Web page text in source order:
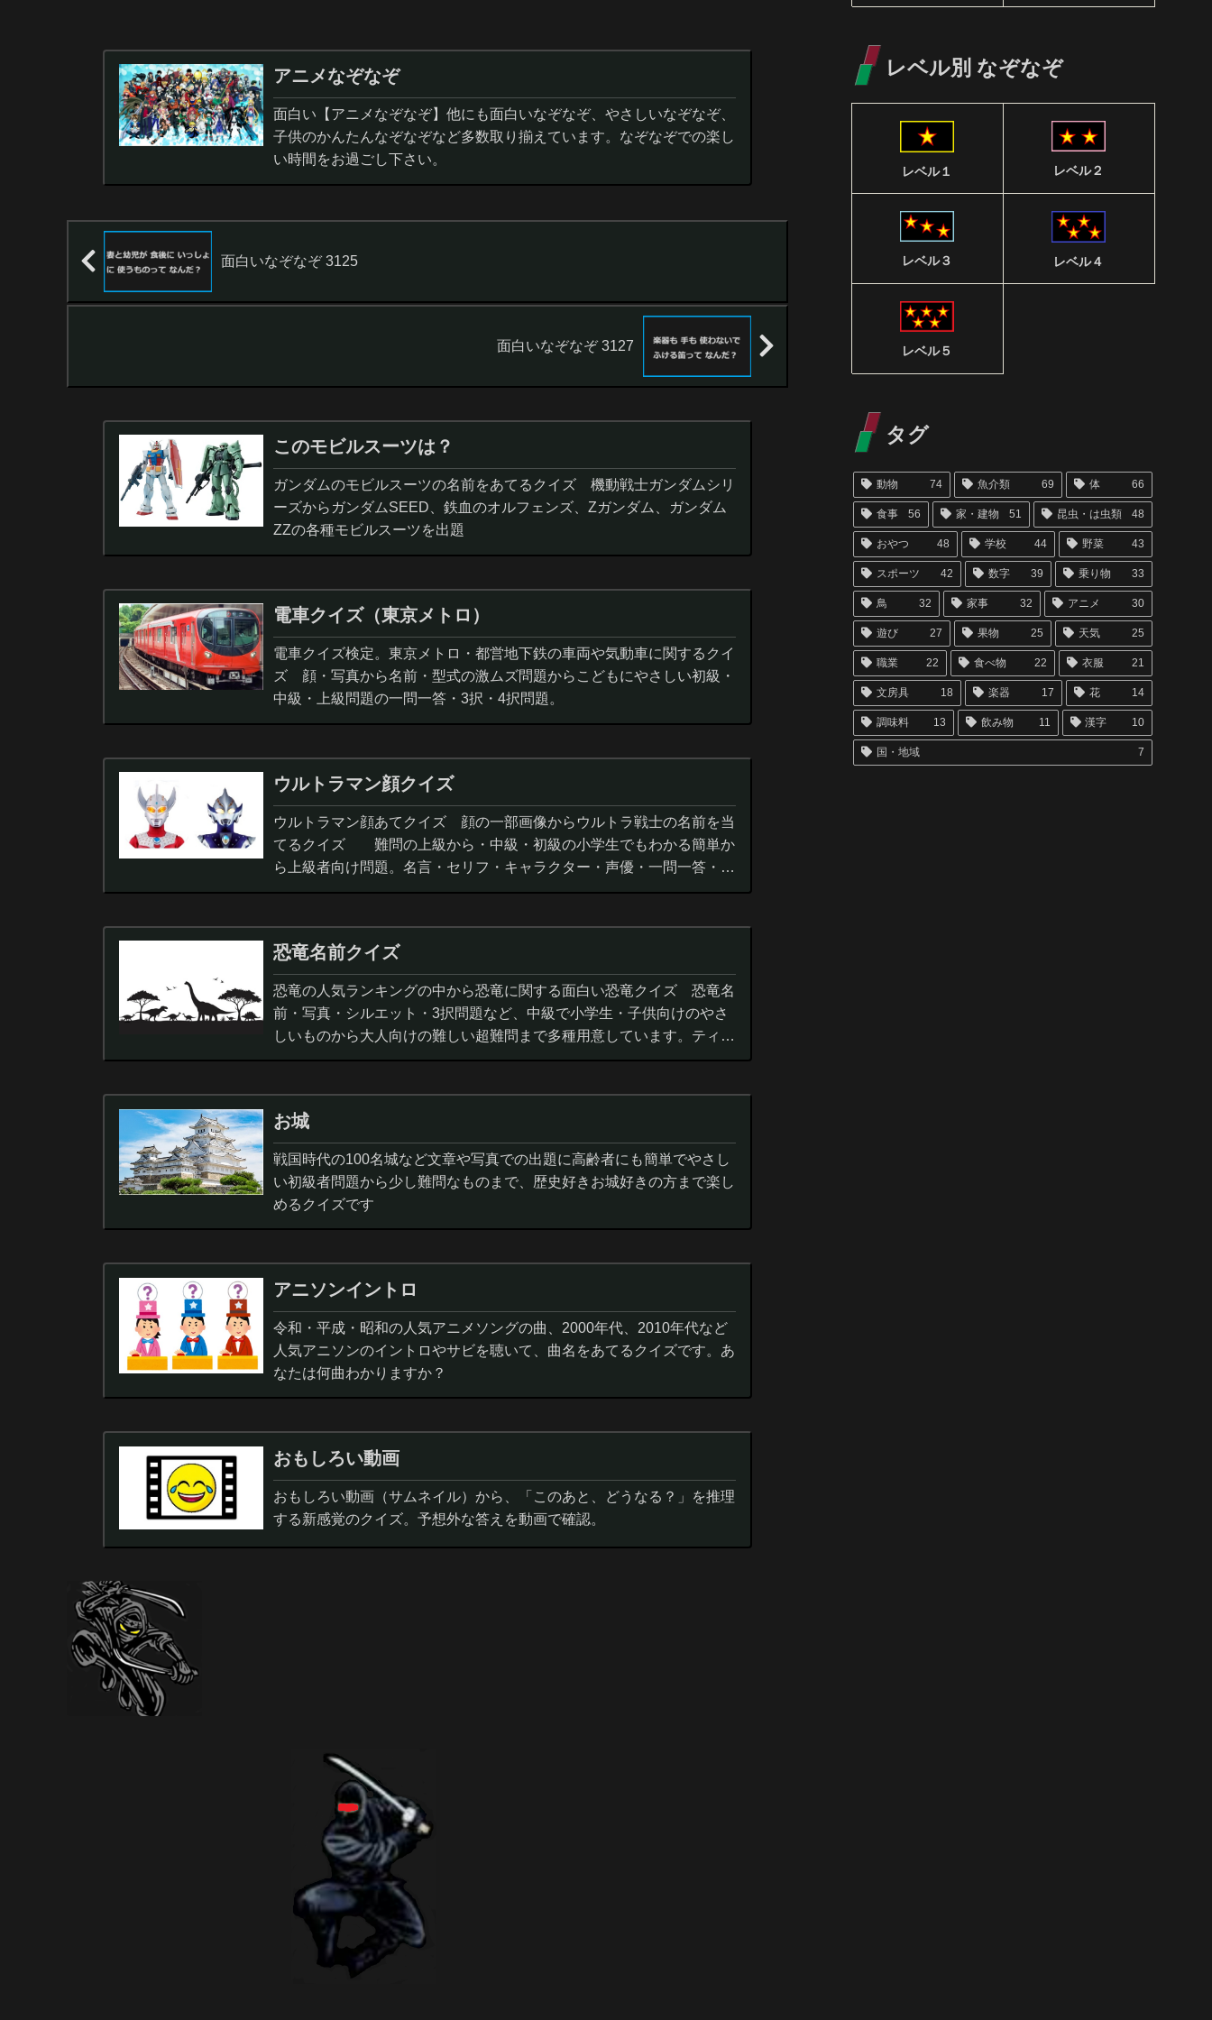
アニメなぞなぞ
面白い【アニメなぞなぞ】他にも面白いなぞなぞ、やさしいなぞなぞ、
子供のかんたんなぞなぞなど多数取り揃えています。なぞなぞでの楽し
い時間をお過ごし下さい。
面白いなぞなぞ 3125
面白いなぞなぞ 3127
このモビルスーツは？
ガンダムのモビルスーツの名前をあてるクイズ 機動戦士ガンダムシリ
ーズからガンダムSEED、鉄血のオルフェンズ、Zガンダム、ガンダム
ZZの各種モビルスーツを出題
電車クイズ（東京メトロ）
電車クイズ検定。東京メトロ・都営地下鉄の車両や気動車に関するクイ
ズ 顔・写真から名前・型式の激ムズ問題からこどもにやさしい初級・
中級・上級問題の一問一答・3択・4択問題。
ウルトラマン顔クイズ
ウルトラマン顔あてクイズ 顔の一部画像からウルトラ戦士の名前を当
てるクイズ 難問の上級から・中級・初級の小学生でもわかる簡単か
ら上級者向け問題。名言・セリフ・キャラクター・声優・一問一答・3
択問題まで。
恐竜名前クイズ
恐竜の人気ランキングの中から恐竜に関する面白い恐竜クイズ 恐竜名
前・写真・シルエット・3択問題など、中級で小学生・子供向けのやさ
しいものから大人向けの難しい超難問まで多種用意しています。ティラ
ノサウルス,スピノサウルス,アロサウルス,モササ...
お城
戦国時代の100名城など文章や写真での出題に高齢者にも簡単でやさし
い初級者問題から少し難問なものまで、歴史好きお城好きの方まで楽し
めるクイズです
アニソンイントロ
令和・平成・昭和の人気アニメソングの曲、2000年代、2010年代など
人気アニソンのイントロやサビを聴いて、曲名をあてるクイズです。あ
なたは何曲わかりますか？
おもしろい動画
おもしろい動画（サムネイル）から、「このあと、どうなる？」を推理
する新感覚のクイズ。予想外な答えを動画で確認。
レベル別 なぞなぞ
レベル１ レベル２
レベル３ レベル４
レベル５
タグ
動物 74 魚介類 69 体 66
食事 56 家・建物 51 昆虫・は虫類 48
おやつ 48 学校 44 野菜 43
スポーツ 42 数字 39 乗り物 33
鳥 32 家事 32 アニメ 30
遊び 27 果物 25 天気 25
職業 22 食べ物 22 衣服 21
文房具 18 楽器 17 花 14
調味料 13 飲み物 11 漢字 10
国・地域 7